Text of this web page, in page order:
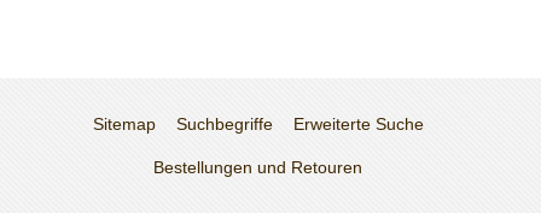
Sitemap Suchbegriffe Erweiterte Suche
Bestellungen und Retouren